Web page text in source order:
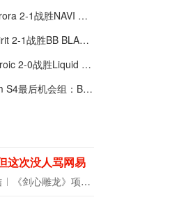
BLAST Slam S4入围赛
Slam S4小组赛晋级赛
BLAST Slam S4入围赛
机会组：BB 2-0战胜XctN
这次没人骂网易
《剑心雕龙》项目宣布解散